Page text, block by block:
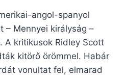
angol-spanyol
– Mennyei királyság –
A kritikusok Ridley Scott
kitörő örömmel. Habár
vonultat fel, elmarad